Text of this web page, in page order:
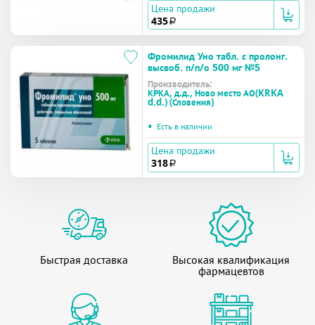
Цена продажи
435 a
Фромилид Уно табл. с пролонг.
высвоб. п/п/о 500 мг №5
Производитель:
КРКА, д.д., Ново место АО(KRKA
d.d.) (Словения)
• Есть в наличии
Цена продажи
318 a
Быстрая доставка Высокая квалификация
фармацевтов